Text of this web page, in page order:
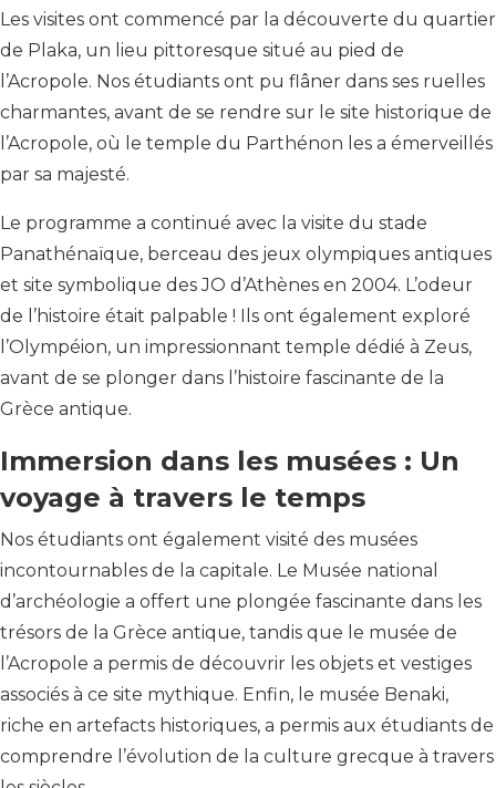
Les visites ont commencé par la découverte du quartier
de Plaka, un lieu pittoresque situé au pied de
l’Acropole. Nos étudiants ont pu flâner dans ses ruelles
charmantes, avant de se rendre sur le site historique de
l’Acropole, où le temple du Parthénon les a émerveillés
par sa majesté.
Le programme a continué avec la visite du stade
Panathénaïque, berceau des jeux olympiques antiques
et site symbolique des JO d’Athènes en 2004. L’odeur
de l’histoire était palpable ! Ils ont également exploré
l’Olympéion, un impressionnant temple dédié à Zeus,
avant de se plonger dans l’histoire fascinante de la
Grèce antique.
Immersion dans les musées : Un
voyage à travers le temps
Nos étudiants ont également visité des musées
incontournables de la capitale. Le Musée national
d’archéologie a offert une plongée fascinante dans les
trésors de la Grèce antique, tandis que le musée de
l’Acropole a permis de découvrir les objets et vestiges
associés à ce site mythique. Enfin, le musée Benaki,
riche en artefacts historiques, a permis aux étudiants de
comprendre l’évolution de la culture grecque à travers